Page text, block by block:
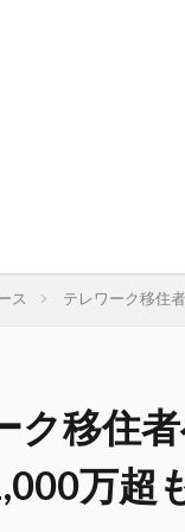
ス テレワーク移住
ク移住
万超